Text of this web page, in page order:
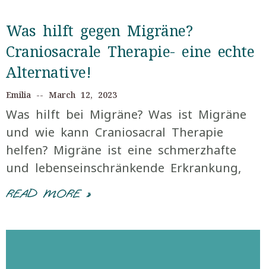
Was hilft gegen Migräne?
Craniosacrale Therapie- eine echte
Alternative!
Emilia March 12, 2023
Was hilft bei Migräne? Was ist Migräne
und wie kann Craniosacral Therapie
helfen? Migräne ist eine schmerzhafte
und lebenseinschränkende Erkrankung,
READ MORE »